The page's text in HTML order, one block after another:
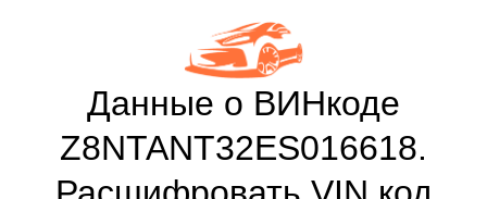
Данные о ВИНкоде
Z8NTANT32ES016618.